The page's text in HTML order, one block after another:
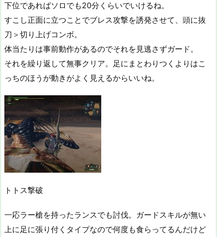
下位であればソロでも20分くらいでいけるね。
すこし正面に立つことでブレス攻撃を誘発させて、頭に抜
刀＞切り上げコンボ。
体当たりは事前動作があるのでそれを見逃さずガード。
それを繰り返して無事クリア。足にまとわりつくよりはこ
っちのほうが動きがよく見えるからいいね。
トトス撃破
一応ラー槍を持ったランスでも討伐。ガードスキルが無い
上に足に張り付くタイプなので何度も食らってるんだけど